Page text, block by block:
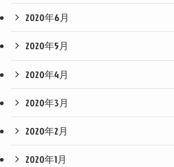
2020年6月
2020年5月
2020年4月
2020年3月
2020年2月
2020年1月